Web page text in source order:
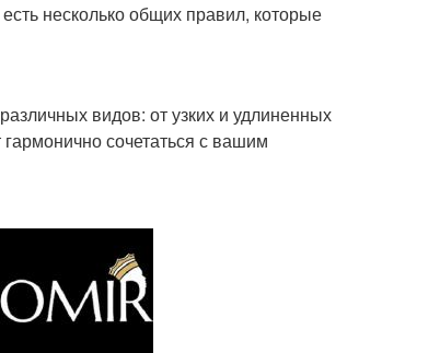
несколько общих правил, которые
видов: от узких и удлиненных
сочетаться с вашим